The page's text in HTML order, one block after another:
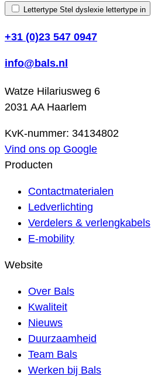
Lettertype Stel dyslexie lettertype in
+31 (0)23 547 0947
info@bals.nl
Watze Hilariusweg 6
2031 AA Haarlem
KvK-nummer: 34134802
Vind ons op Google
Producten
Contactmaterialen
Ledverlichting
Verdelers & verlengkabels
E-mobility
Website
Over Bals
Kwaliteit
Nieuws
Duurzaamheid
Team Bals
Werken bij Bals